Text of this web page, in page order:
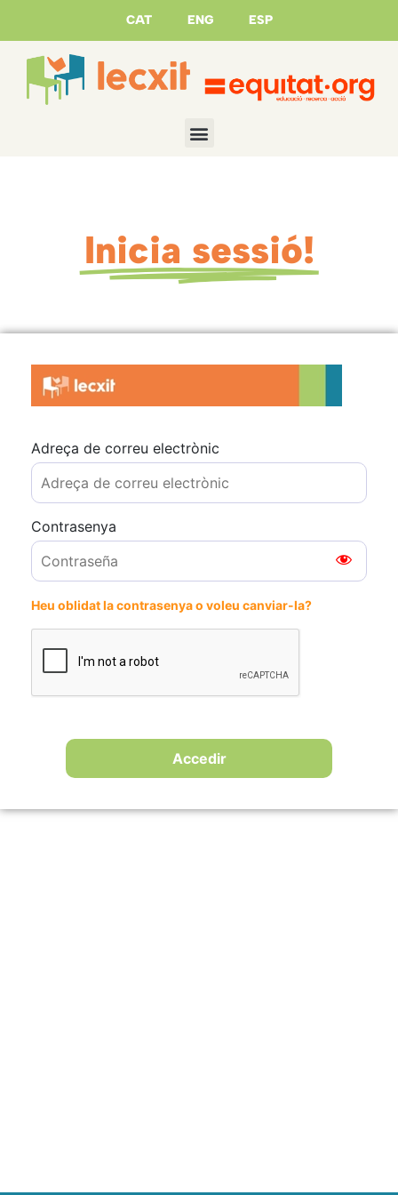
CAT ENG ESP
Inicia sessió!
Adreça de correu electrònic
Contrasenya
Heu oblidat la contrasenya o voleu canviar-la?